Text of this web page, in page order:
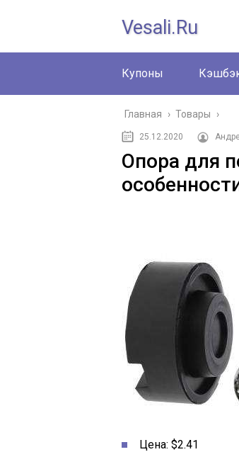
Vesali.ru
Купоны
Главная › Товары ›
25.12.2020
Опора для
Цена: $2.41